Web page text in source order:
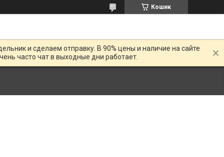
Кошик
и сделаем отправку. В 90% цены и наличие на сайте
часто чат в выходные дни работает.